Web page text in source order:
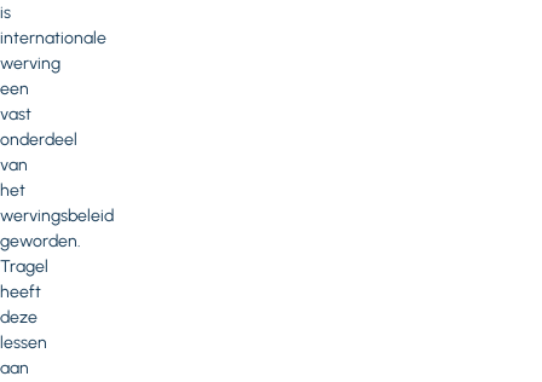
is
internationale
werving
een
vast
onderdeel
van
het
wervingsbeleid
geworden.
Tragel
heeft
deze
lessen
aan